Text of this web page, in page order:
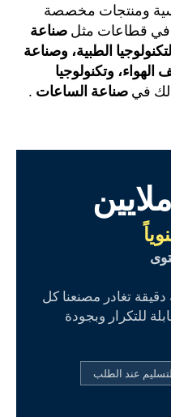
ومنتجات مخصصة
قطاعات مثل صناعة
الطبية، وصناعة
الهواء، وتكنولوجيا
في صناعة الساعات .
تغادر مصنعنا كل
للتكرار وبجودة
عند الطلب